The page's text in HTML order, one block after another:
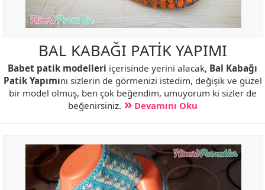
BAL KABAĞI PATİK YAPIMI
Babet patik modelleri içerisinde yerini alacak, Bal Kabağı
Patik Yapımını sizlerin de görmenizi istedim, değişik ve güzel
bir model olmuş, ben çok beğendim, umuyorum ki sizler de
beğenirsiniz.
Devamını Oku